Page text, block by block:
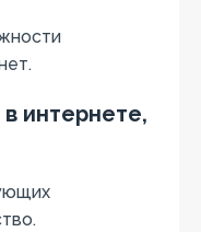
интернете,